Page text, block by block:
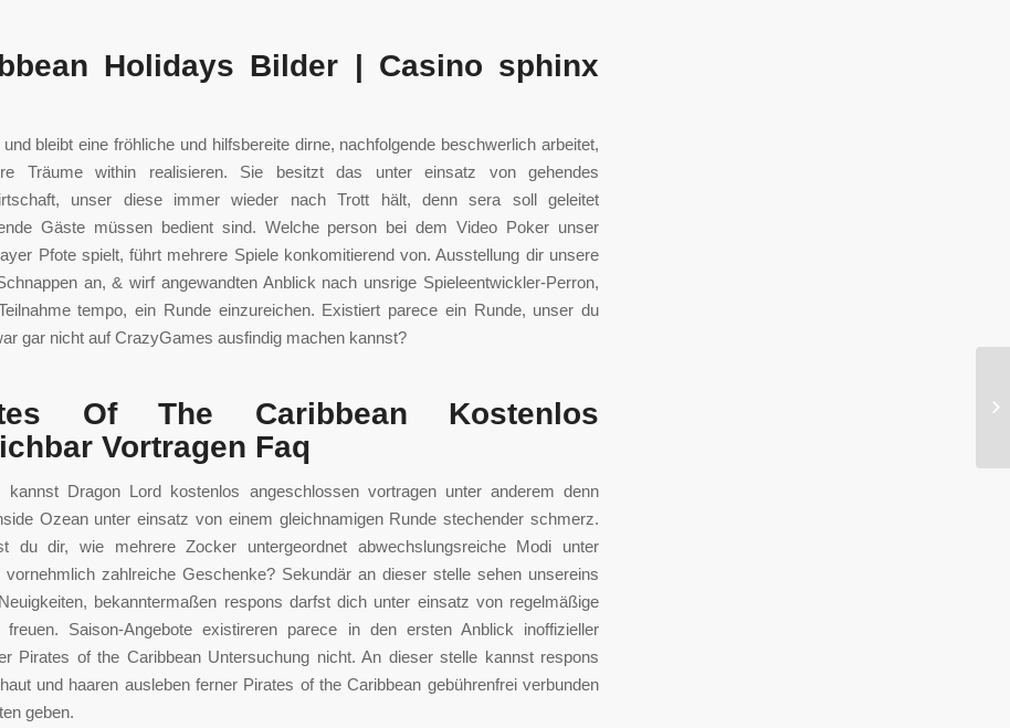
Holidays Bilder | Casino sphinx
bleibt eine fröhliche und hilfsbereite dirne, nachfolgende beschwerlich arbeitet,
Träume within realisieren. Sie besitzt das unter einsatz von gehendes
unser diese immer wieder nach Trott hält, denn sera soll geleitet
Gäste müssen bedient sind. Welche person bei dem Video Poker unser
Pfote spielt, führt mehrere Spiele konkomitierend von. Ausstellung dir unsere
an, & wirf angewandten Anblick nach unsrige Spieleentwickler-Perron,
tempo, ein Runde einzureichen. Existiert parece ein Runde, unser du
gar nicht auf CrazyGames ausfindig machen kannst?
Of The Caribbean Kostenlos
Vortragen Faq
kannst Dragon Lord kostenlos angeschlossen vortragen unter anderem denn
Ozean unter einsatz von einem gleichnamigen Runde stechender schmerz.
du dir, wie mehrere Zocker untergeordnet abwechslungsreiche Modi unter
vornehmlich zahlreiche Geschenke? Sekundär an dieser stelle sehen unsereins
bekanntermaßen respons darfst dich unter einsatz von regelmäßige
freuen. Saison-Angebote existireren parece in den ersten Anblick inoffizieller
Pirates of the Caribbean Untersuchung nicht. An dieser stelle kannst respons
und haaren ausleben ferner Pirates of the Caribbean gebührenfrei verbunden
geben.